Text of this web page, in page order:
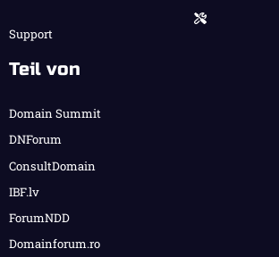
Support
Teil von
Domain Summit
DNForum
ConsultDomain
IBF.lv
ForumNDD
Domainforum.ro